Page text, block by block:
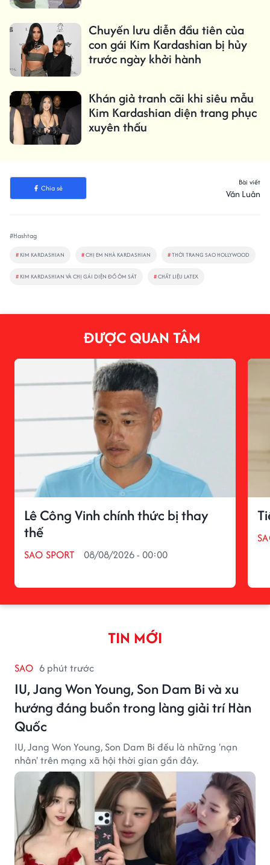
Chuyến lưu diễn đầu tiên của
con gái Kim Kardashian bị hủy
trước ngày khởi hành
Khán giả tranh cãi khi siêu mẫu
Kim Kardashian diện trang phục
xuyên thấu
Chia sẻ
Bài viết
Văn Luân
#Hashtag
# KIM KARDASHIAN #CHỊ EM NHÀ KARDASHIAN #THỜI TRANG SAO HOLLYWOOD
# KIM KARDASHIAN VÀ CHỊ GÁI DIỆN ĐỒ ÔM SÁT #CHẤT LIỆU LATEX
ĐƯỢC QUAN TÂM
Lê Công Vinh chính thức bị thay
thế
SAO SPORT 08/08/2026 - 00:00
TIN MỚI
SAO 6 phút trước
IU, Jang Won Young, Son Dam Bi và xu
hướng đáng buồn trong làng giải trí Hàn
Quốc
IU, Jang Won Young, Son Dam Bi đều là những 'nạn
nhân' trên mạng xã hội thời gian gần đây.